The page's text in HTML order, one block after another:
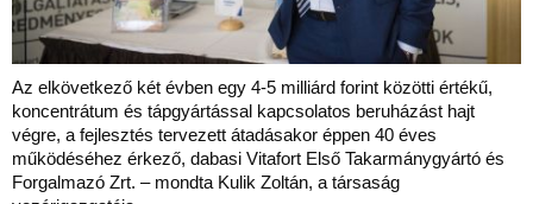
Az elkövetkező két évben egy 4-5 milliárd forint közötti értékű,
koncentrátum és tápgyártással kapcsolatos beruházást hajt
végre, a fejlesztés tervezett átadásakor éppen 40 éves
működéséhez érkező, dabasi Vitafort Első Takarmánygyártó és
Forgalmazó Zrt. – mondta Kulik Zoltán, a társaság